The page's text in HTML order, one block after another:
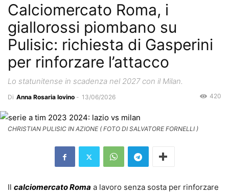
Calciomercato Roma, i
giallorossi piombano su
Pulisic: richiesta di Gasperini
per rinforzare l’attacco
Lo statunitense in scadenza nel 2027 con il Milan.
Di Anna Rosaria Iovino - 13/06/2026 420
CHRISTIAN PULISIC IN AZIONE ( FOTO DI SALVATORE FORNELLI )
Il calciomercato Roma a lavoro senza sosta per rinforzare